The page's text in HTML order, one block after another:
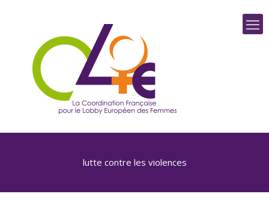
lutte contre les violences